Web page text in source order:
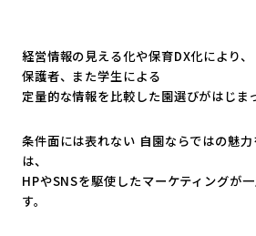
経営情報の見える化や保育DX化により、
保護者、また学生による
定量的な情報を比較した園選びがはじま
条件面には表れない 自園ならではの魅
は、
HPやSNSを駆使したマーケティングが
す。